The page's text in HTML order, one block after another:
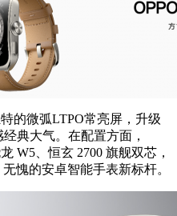
的微弧LTPO常亮屏，升级
典大气。在配置方面，
W5、恒玄 2700 旗舰双芯，
愧的安卓智能手表新标杆。